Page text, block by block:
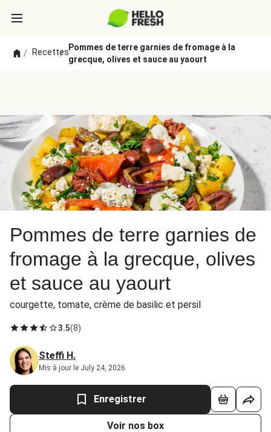
/ Recettes
/
Pommes de terre garnies de fromage à la
grecque, olives et sauce au yaourt
Pommes de terre garnies de
fromage à la grecque, olives
et sauce au yaourt
courgette, tomate, crème de basilic et persil
3.5(8)
Steffi H.
Mis à jour le July 24, 2026
Enregistrer
Voir nos box